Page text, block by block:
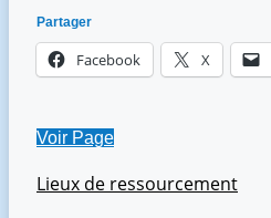
Partager
Facebook X
Voir Page
Lieux de ressourcement